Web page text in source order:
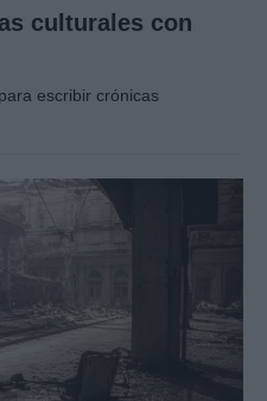
culturales con
escribir crónicas